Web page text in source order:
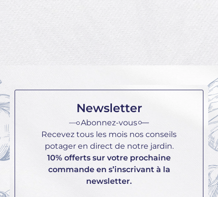
Newsletter
Abonnez-vous
Recevez tous les mois nos conseils
potager en direct de notre jardin.
10% offerts sur votre prochaine
commande en s’inscrivant à la
newsletter.